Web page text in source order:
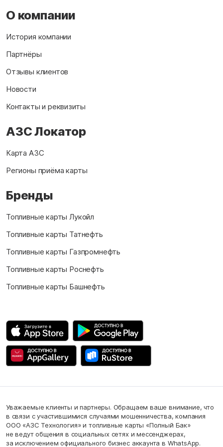
О компании
История компании
Партнёры
Отзывы клиентов
Новости
Контакты и реквизиты
АЗС Локатор
Карта АЗС
Регионы приёма карты
Бренды
Топливные карты Лукойл
Топливные карты Татнефть
Топливные карты Газпромнефть
Топливные карты Роснефть
Топливные карты Башнефть
Уважаемые клиенты и партнеры. Обращаем ваше внимание, что
в связи с участившимися случаями мошенничества, компания
ООО «АЗС Технология» и топливные карты «Полный Бак»
не ведут общения в социальных сетях и мессенджерах,
за исключением официального бизнес аккаунта в WhatsApp.